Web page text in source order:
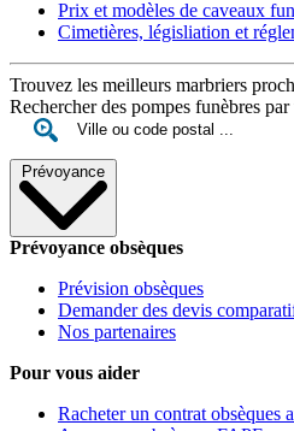
Prix et modèles de caveaux
Cimetières, législiation et
Trouvez les meilleurs marbriers
Rechercher des pompes funèbres
Prévoyance
Prévoyance obsèques
Prévision obsèques
Demander des devis
Nos partenaires
Pour vous aider
Racheter un contrat obsèques